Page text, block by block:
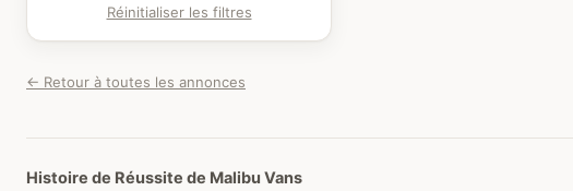
Réinitialiser les filtres
← Retour à toutes les annonces
Histoire de Réussite de Malibu Vans